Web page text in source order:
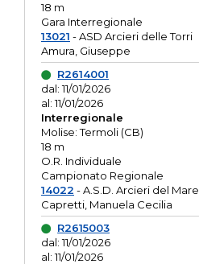
18 m
Gara Interregionale
13021 - ASD Arcieri delle Torri
Amura, Giuseppe
R2614001
dal: 11/01/2026
al: 11/01/2026
Interregionale
Molise: Termoli (CB)
18 m
O.R. Individuale
Campionato Regionale
14022 - A.S.D. Arcieri del Mare
Capretti, Manuela Cecilia
R2615003
dal: 11/01/2026
al: 11/01/2026